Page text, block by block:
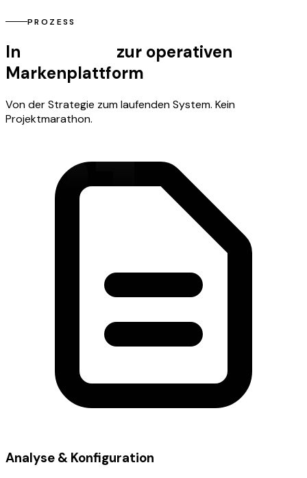
PROZESS
In
zur operativen
Markenplattform
Von der Strategie zum laufenden System. Kein
Projektmarathon.01
Analyse & Konfiguration